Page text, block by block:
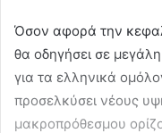
Όσον αφορά την
θα οδηγήσει σε
για τα ελληνικά
προσελκύσει νέους
μακροπρόθεσμου